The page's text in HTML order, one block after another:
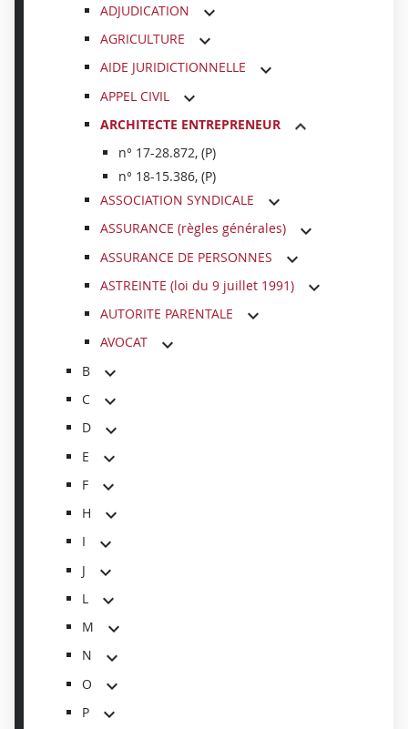
ADJUDICATION
AGRICULTURE
AIDE JURIDICTIONNELLE
APPEL CIVIL
ARCHITECTE ENTREPRENEUR
n° 17-28.872, (P)
n° 18-15.386, (P)
ASSOCIATION SYNDICALE
ASSURANCE (règles générales)
ASSURANCE DE PERSONNES
ASTREINTE (loi du 9 juillet 1991)
AUTORITE PARENTALE
AVOCAT
B
C
D
E
F
H
I
J
L
M
N
O
P